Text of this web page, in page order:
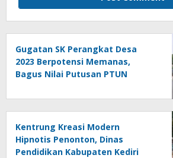
Gugatan SK Perangkat Desa
2023 Berpotensi Memanas,
Bagus Nilai Putusan PTUN
Kentrung Kreasi Modern
Hipnotis Penonton, Dinas
Pendidikan Kabupaten Kediri